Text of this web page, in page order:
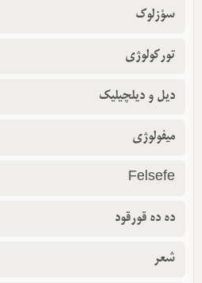
سؤزلوک
تورکولوژی
دیل و دیلچیلیک
میفولوژی
Felsefe
ده ده قورقود
شعر